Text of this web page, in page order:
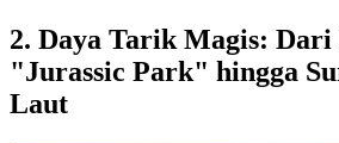
2. Daya Tarik Magis: Dari
"Jurassic Park" hingga
Laut